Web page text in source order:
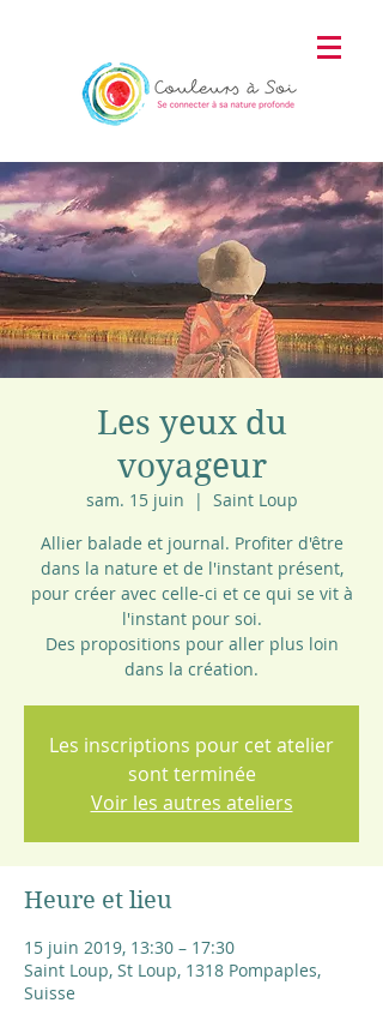
Les yeux du
voyageur
sam. 15 juin
  |
Saint Loup
Allier balade et journal. Profiter d'être
dans la nature et de l'instant présent,
pour créer avec celle-ci et ce qui se vit à
l'instant pour soi.
Des propositions pour aller plus loin
dans la création.
Les inscriptions pour cet atelier
sont terminée
Voir les autres ateliers
Heure et lieu
15 juin 2019, 13:30 – 17:30
Saint Loup, St Loup, 1318 Pompaples,
Suisse